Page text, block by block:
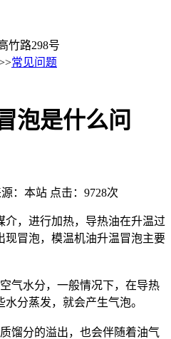
竹路298号
常见问题
泡是什么问
源：本站 点击：9728次
，进行加热，导热油在升温过
现冒泡，模温机油升温冒泡主要
水分，一般情况下，在导热
分蒸发，就会产生气泡。
分的溢出，也会伴随着油气